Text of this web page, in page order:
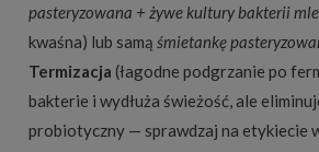
pasteryzowana + żywe kultury bakterii
kwaśna) lub samą śmietankę
Termizacja (łagodne podgrzanie po
bakterie i wydłuża świeżość, ale
probiotyczny — sprawdzaj na etykiecie